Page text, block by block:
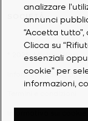
SOCIETÀ
Michael Kors
Informativa sulla
analizzare
annunci
“Accetta
Clicca su
essenziali
cookie” per
informazioni,